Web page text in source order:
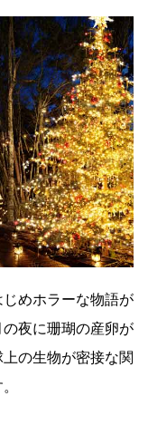
めホラーな物語が
夜に珊瑚の産卵が
の生物が密接な関